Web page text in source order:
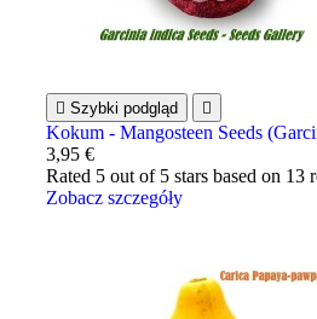
 Szybki podgląd 
Kokum - Mangosteen Seeds
3,95 €
Rated 5 out of 5 stars based on 13
Zobacz szczegóły